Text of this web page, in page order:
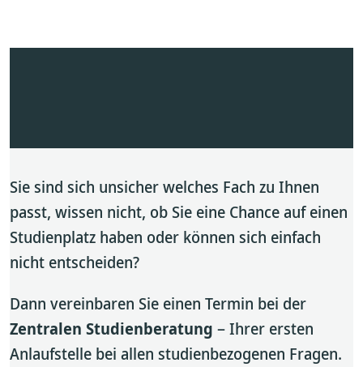
Sie sind sich unsicher welches Fach zu Ihnen
passt, wissen nicht, ob Sie eine Chance auf einen
Studienplatz haben oder können sich einfach
nicht entscheiden?
Dann vereinbaren Sie einen Termin bei der
Zentralen Studienberatung – Ihrer ersten
Anlaufstelle bei allen studienbezogenen Fragen.